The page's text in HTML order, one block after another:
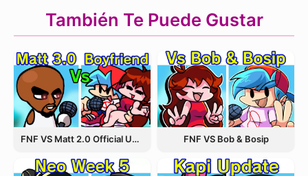
También Te Puede Gustar
FNF VS Matt 2.0 Official Update FNF VS Bob & Bosip